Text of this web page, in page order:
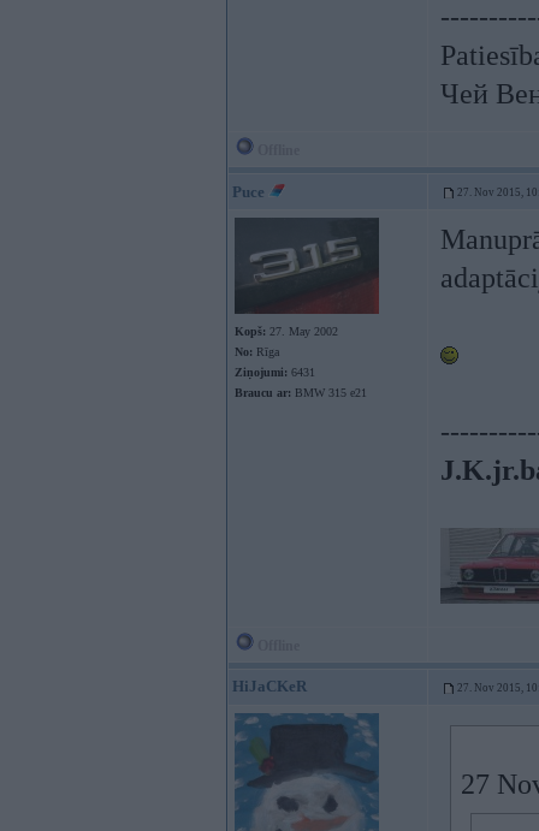
Чей
Puce 27. Nov 2015,
Kopš: 27. May 2002
No: Rīga
Ziņojumi: 6431
Braucu ar: BMW 315 e21
HiJaCKeR 27. Nov 2015,
27